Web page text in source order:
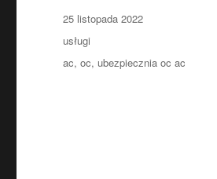
Data
publikacji
25 listopada 2022
Kategorie
usługi
Tagi
ac,oc, ubezpiecznia oc ac